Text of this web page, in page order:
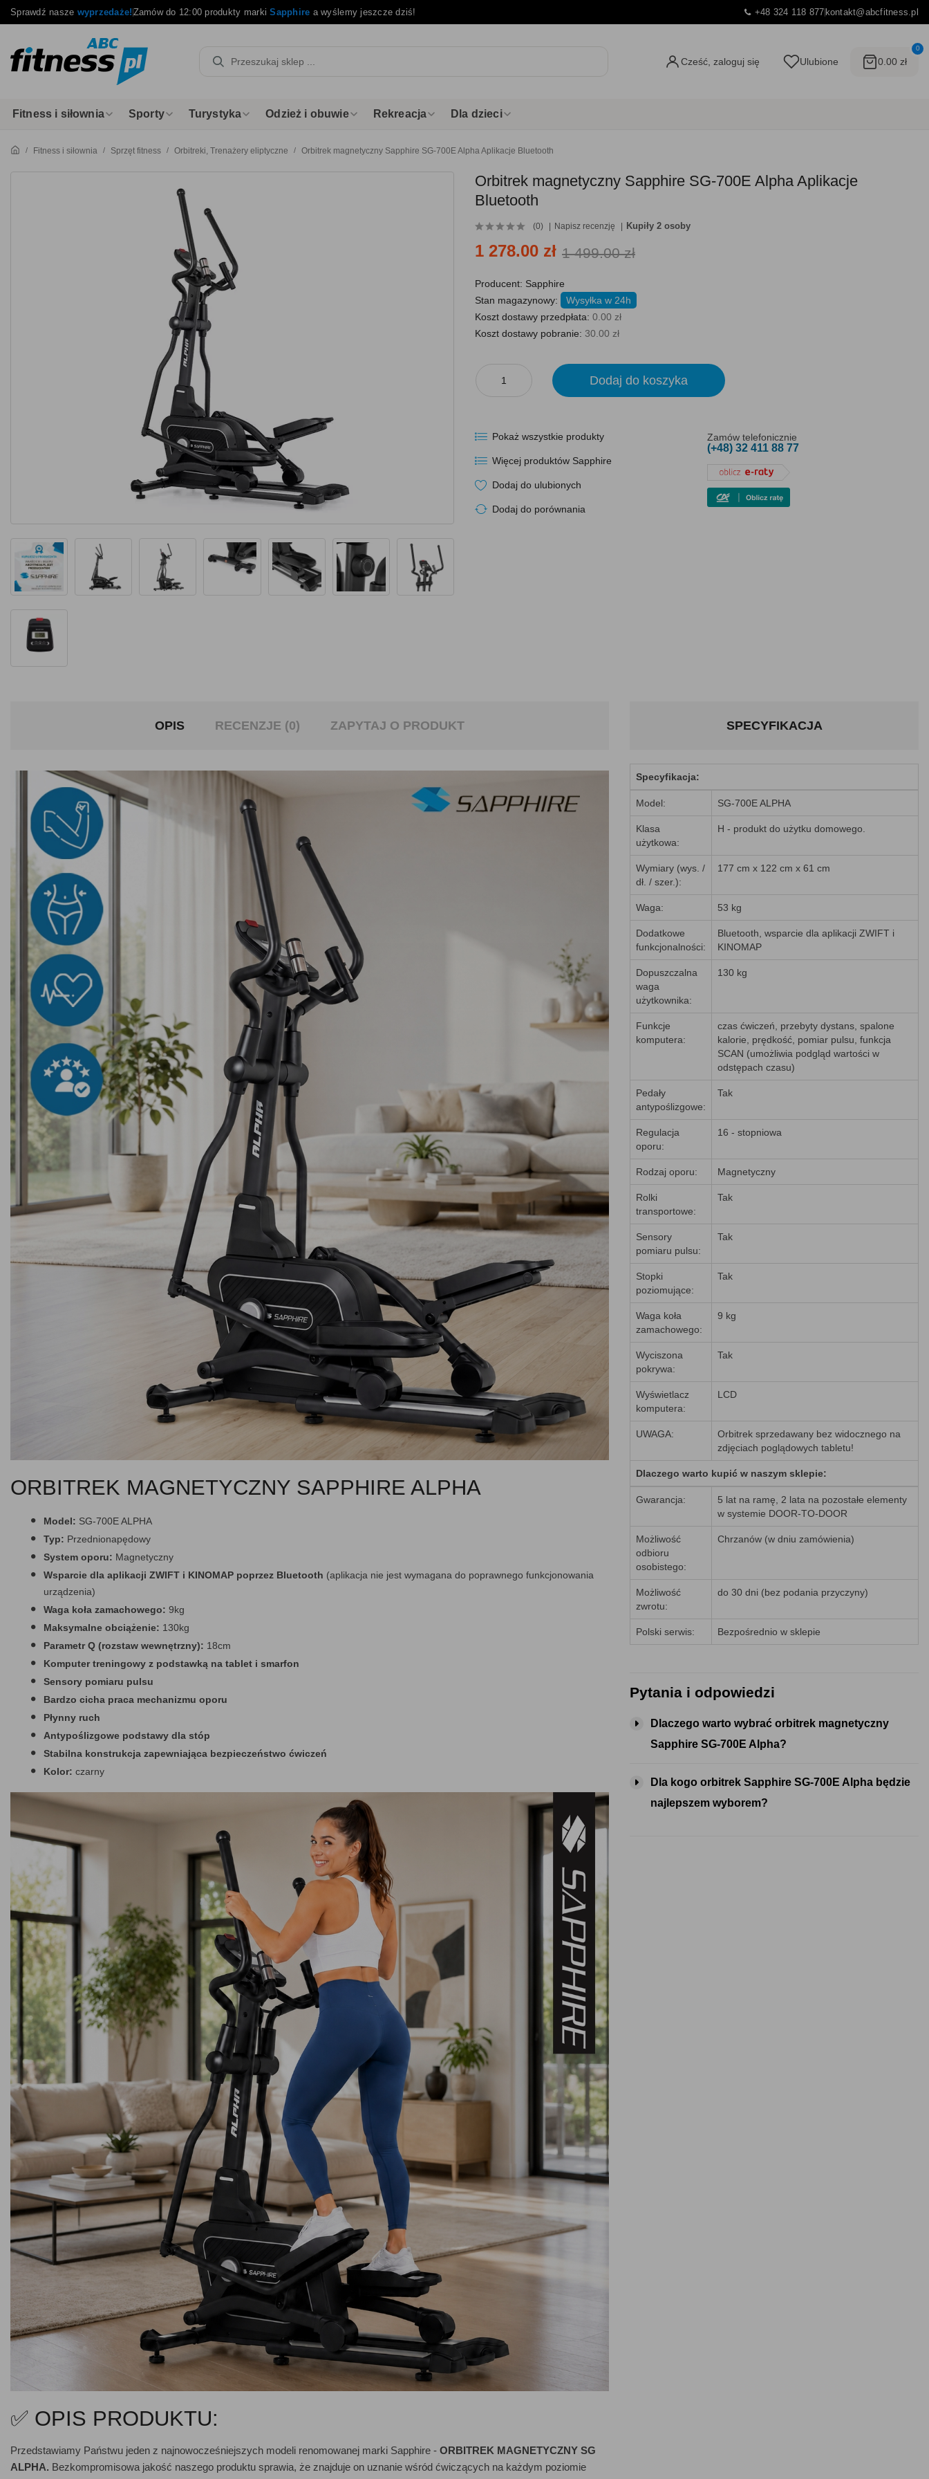
Sprawdź nasze wyprzedaże!Zamów do 12:00 produkty markiSapphire a wyślemy jeszcze dziś! +48 324 118 877kontakt@abcfitness.pl
Cześć, zaloguj się Ulubione
0
0.00 zł
Fitness i siłownia Sporty Turystyka Odzież i obuwie Rekreacja Dla dzieci
Fitness i siłownia Sprzęt fitness Orbitreki, Trenażery eliptyczne Orbitrek magnetyczny Sapphire SG-700E Alpha Aplikacje Bluetooth
Orbitrek magnetyczny Sapphire SG-700E Alpha Aplikacje
Bluetooth
(0) Napisz recenzję Kupiły 2 osoby
1 278.00 zł 1 499.00 zł
Producent: Sapphire
Stan magazynowy:
Wysyłka w 24h
Koszt dostawy przedpłata: 0.00 zł
Koszt dostawy pobranie: 30.00 zł
Dodaj do koszyka
Pokaż wszystkie produkty
Więcej produktów Sapphire
Dodaj do ulubionych
Dodaj do porównania
Zamów telefonicznie
(+48) 32 411 88 77
OPIS RECENZJE (0) ZAPYTAJ O PRODUKT
ORBITREK MAGNETYCZNY SAPPHIRE ALPHA
Model: SG-700E ALPHA
Typ: Przednionapędowy
System oporu: Magnetyczny
Wsparcie dla aplikacji ZWIFT i KINOMAP poprzez Bluetooth (aplikacja nie jest wymagana do poprawnego funkcjonowania
urządzenia)
Waga koła zamachowego: 9kg
Maksymalne obciążenie: 130kg
Parametr Q (rozstaw wewnętrzny): 18cm
Komputer treningowy z podstawką na tablet i smarfon
Sensory pomiaru pulsu
Bardzo cicha praca mechanizmu oporu
Płynny ruch
Antypoślizgowe podstawy dla stóp
Stabilna konstrukcja zapewniająca bezpieczeństwo ćwiczeń
Kolor: czarny
✅ OPIS PRODUKTU:
Przedstawiamy Państwu jeden z najnowocześniejszych modeli renomowanej marki Sapphire - ORBITREK MAGNETYCZNY SG
ALPHA. Bezkompromisowa jakość naszego produktu sprawia, że znajduje on uznanie wśród ćwiczących na każdym poziomie
SPECYFIKACJA
Specyfikacja:
Model: SG-700E ALPHA
Klasa
użytkowa:
H - produkt do użytku domowego.
Wymiary (wys. /
dł. / szer.):
177 cm x 122 cm x 61 cm
Waga: 53 kg
Dodatkowe
funkcjonalności:
Bluetooth, wsparcie dla aplikacji ZWIFT i
KINOMAP
Dopuszczalna
waga
użytkownika:
130 kg
Funkcje
komputera:
czas ćwiczeń, przebyty dystans, spalone
kalorie, prędkość, pomiar pulsu, funkcja
SCAN (umożliwia podgląd wartości w
odstępach czasu)
Pedały
antypoślizgowe:
Tak
Regulacja
oporu:
16 - stopniowa
Rodzaj oporu: Magnetyczny
Rolki
transportowe:
Tak
Sensory
pomiaru pulsu:
Tak
Stopki
poziomujące:
Tak
Waga koła
zamachowego:
9 kg
Wyciszona
pokrywa:
Tak
Wyświetlacz
komputera:
LCD
UWAGA:
Orbitrek sprzedawany bez widocznego na
zdjęciach poglądowych tabletu!
Dlaczego warto kupić w naszym sklepie:
Gwarancja:
5 lat na ramę, 2 lata na pozostałe elementy
w systemie DOOR-TO-DOOR
Możliwość
odbioru
osobistego:
Chrzanów (w dniu zamówienia)
Możliwość
zwrotu:
do 30 dni (bez podania przyczyny)
Polski serwis: Bezpośrednio w sklepie
Pytania i odpowiedzi
Dlaczego warto wybrać orbitrek magnetyczny
Sapphire SG-700E Alpha?
Dla kogo orbitrek Sapphire SG-700E Alpha będzie
najlepszem wyborem?